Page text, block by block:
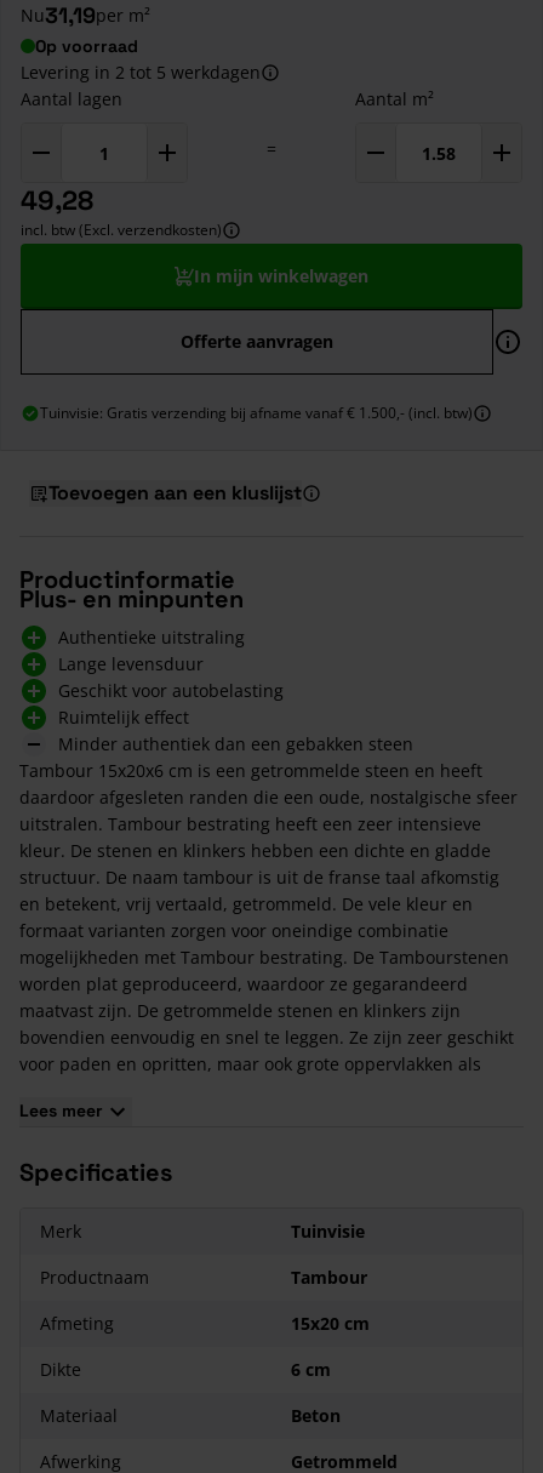
Nu31,19per m²
Op voorraad
Levering in 2 tot 5 werkdagen
Aantal lagen
=
Aantal m²
49,28
incl. btw (Excl. verzendkosten)
In mijn winkelwagen
Offerte aanvragen
Tuinvisie: Gratis verzending bij afname vanaf € 1.500,- (incl. btw)
Toevoegen aan een kluslijst
Productinformatie
Plus- en minpunten
Authentieke uitstraling
Lange levensduur
Geschikt voor autobelasting
Ruimtelijk effect
Minder authentiek dan een gebakken steen
Tambour 15x20x6 cm is een getrommelde steen en heeft
daardoor afgesleten randen die een oude, nostalgische sfeer
uitstralen. Tambour bestrating heeft een zeer intensieve
kleur. De stenen en klinkers hebben een dichte en gladde
structuur. De naam tambour is uit de franse taal afkomstig
en betekent, vrij vertaald, getrommeld. De vele kleur en
formaat varianten zorgen voor oneindige combinatie
mogelijkheden met Tambour bestrating. De Tambourstenen
worden plat geproduceerd, waardoor ze gegarandeerd
maatvast zijn. De getrommelde stenen en klinkers zijn
bovendien eenvoudig en snel te leggen. Ze zijn zeer geschikt
voor paden en opritten, maar ook grote oppervlakken als
bestrating steen.
Extra informatie bij de aanschaf van Tambour 15x20x6
cm
Tambour bestrating in de maat 15x20 is verpakt in pakketten
De kleur van betonproducten zal na verloop van tijd in meer
Betonproducten zijn gevoelig voorkalkuitbloei
Lees meer
Specificaties
Merk
Tuinvisie
Productnaam
Tambour
Afmeting
15x20 cm
Dikte
6 cm
Materiaal
Beton
Afwerking
Getrommeld